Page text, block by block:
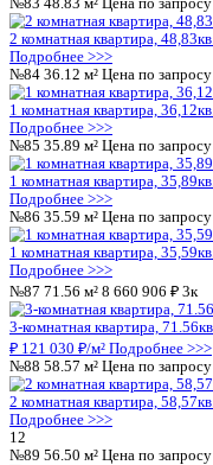
2 комнатная квартира,
Подробнее >>>
№44 36.12 м² Цена по
1 комнатная квартира,
Подробнее >>>
№45 35.89 м² Цена по
1 комнатная квартира,
Подробнее >>>
№46 35.59 м² Цена по
1 комнатная квартира,
Подробнее >>>
№47 71.56 м² 8 660 906 ₽
3-комнатная квартира,
₽ 121 030 ₽/м²
№48 58.57 м² 7 439 268